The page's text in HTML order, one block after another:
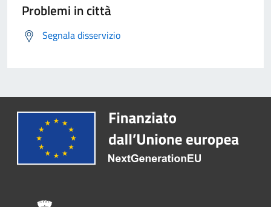
Problemi in città
Segnala disservizio